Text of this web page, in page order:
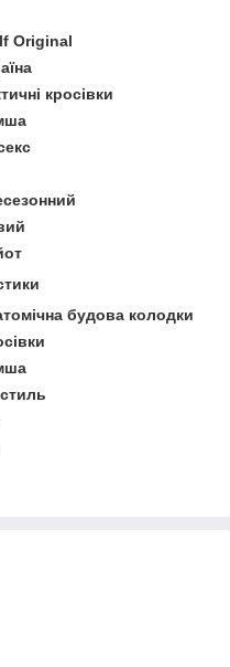
Original
кросівки
будова колодки